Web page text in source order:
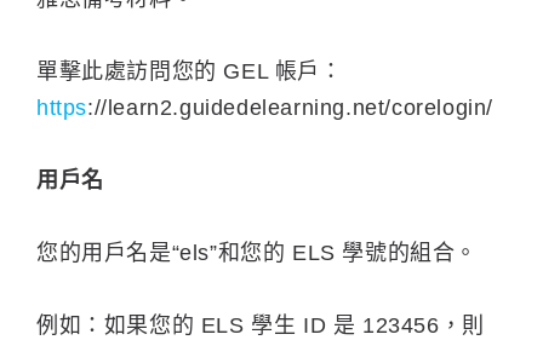
單擊此處訪問您的 GEL 帳戶：
https://learn2.guidedelearning.net/corelogin/
用戶名
您的用戶名是“els”和您的 ELS 學號的組合。
例如：如果您的 ELS 學生 ID 是 123456，則